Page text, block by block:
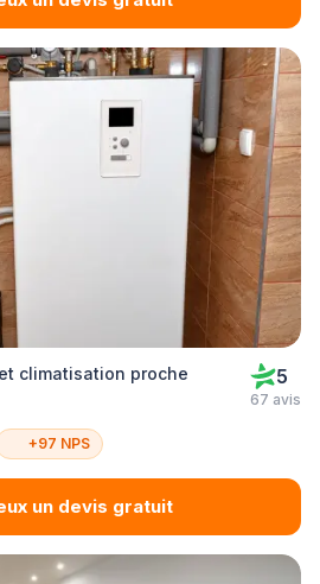
climatisation proche
5
67 avis
+97 NPS
un devis gratuit